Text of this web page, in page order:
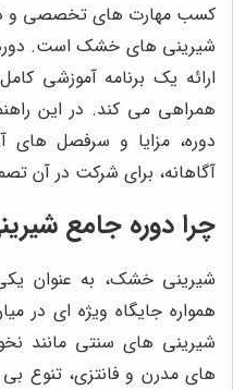
کسب مهارت های تخصصی و
شیرینی های خشک است.
ارائه یک برنامه آموزشی
همراهی می کند. در این
دوره، مزایا و سرفصل های
آگاهانه، برای شرکت در آن
چرا دوره جامع
شیرینی خشک، به عنوان یکی
همواره جایگاه ویژه ای در
شیرینی های سنتی مانند
های مدرن و فانتزی، تنوع